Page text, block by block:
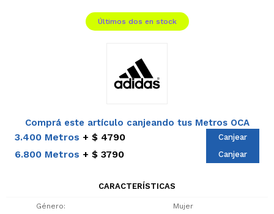
Últimos dos en stock
Comprá este artículo canjeando tus Metros OCA
3.400 Metros $ 4790 Canjear
6.800 Metros $ 3790 Canjear
CARACTERÍSTICAS
Género Mujer